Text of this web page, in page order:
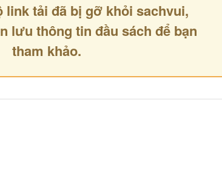
link tải đã bị gỡ khỏi sachvui,
lưu thông tin đầu sách để bạn
tham khảo.